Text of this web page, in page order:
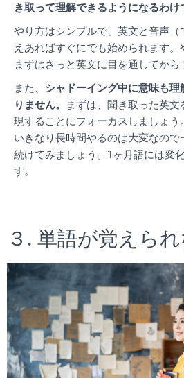
き取って理解できるようになるわけ
やり方はシンプルで、英文と音声（
えあればすぐにでも始められます。
まずはさっと英文に目を通してから
また、 シャドーイング中に意味も
りません。
まずは、聞き取った英
現することにフォーカスしましょう。
いきなり長時間やるのは大変なので
続けてみましょう。1ヶ月語には変
す。
３. 単語が覚えら